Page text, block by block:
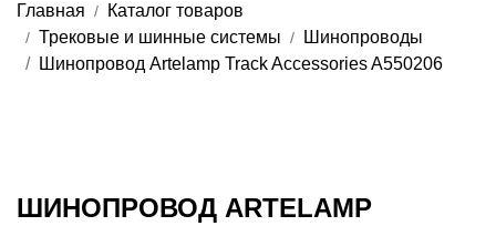
Главная
Каталог товаров
Трековые и шинные системы
Шинопроводы
Шинопровод Artelamp Track Accessories A550206
ШИНОПРОВОД ARTELAMP